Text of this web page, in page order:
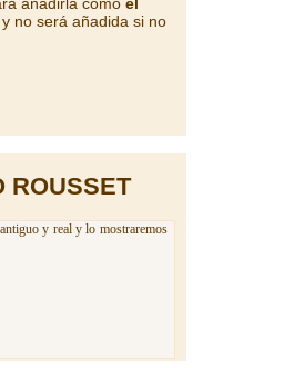
no será añadida si no
ROUSSET
y real y lo mostraremos